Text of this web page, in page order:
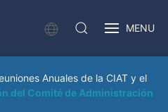
MENU
Anuales de la CIAT y el
del Comité de Administración